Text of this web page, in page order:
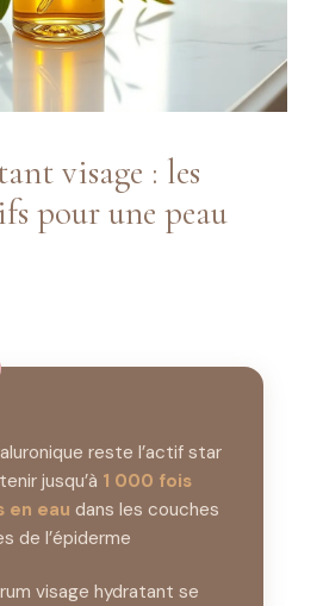
visage : les
pour une peau
reste l’actif star
jusqu’à 1 000 fois
en eau dans les couches
de l’épiderme
visage hydratant se